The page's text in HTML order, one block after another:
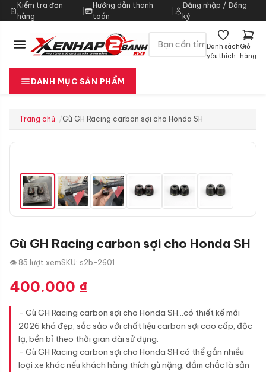
Kiểm tra đơn
hàng
|
Hướng dẫn thanh
toán
Đăng nhập / Đăng
ký
Danh sách
yêu thích
Giỏ
hàng
DANH MỤC SẢN PHẨM
Trang chủ Gù GH Racing carbon sợi cho Honda SH
Gù GH Racing carbon sợi cho Honda SH
👁 85 lượt xemSKU: s2b-2601
400.000 ₫
- Gù GH Racing carbon sợi cho Honda SH...có thiết kế mới
2026 khá đẹp, sắc sảo với chất liệu carbon sợi cao cấp, độc
lạ, bền bỉ theo thời gian dài sử dụng.
- Gù GH Racing carbon sợi cho Honda SH có thể gắn nhiều
loại xe khác nếu khách hàng thích gù nặng, đầm chắc là sản